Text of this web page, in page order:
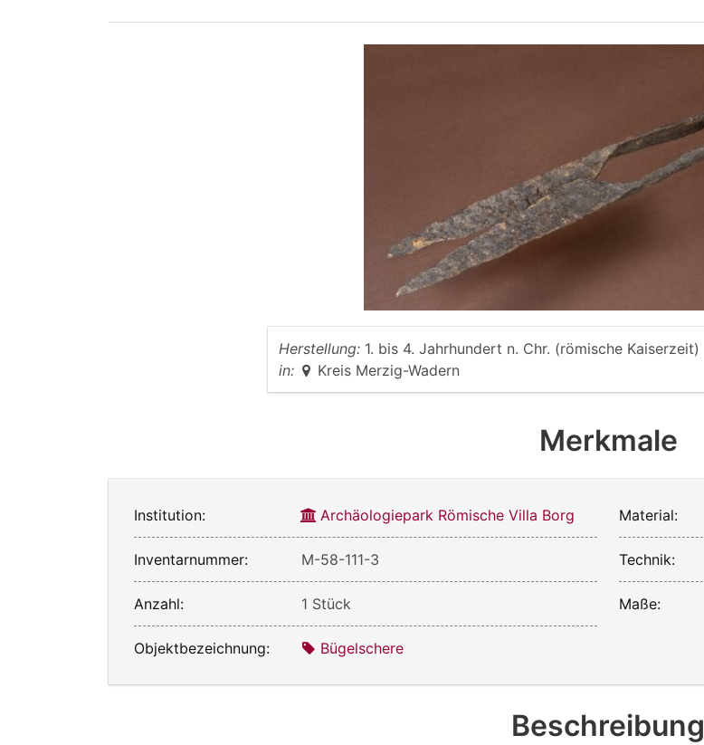
Herstellung: 1. bis 4. Jahrhundert n. Chr. (römische Kaiserzeit)
in:
Kreis Merzig-Wadern
Merkmale
Institution: Archäologiepark Römische Villa Borg
Inventarnummer: M-58-111-3
Anzahl: 1 Stück
Objektbezeichnung: Bügelschere
Material:
Technik:
Maße:
Beschreibung